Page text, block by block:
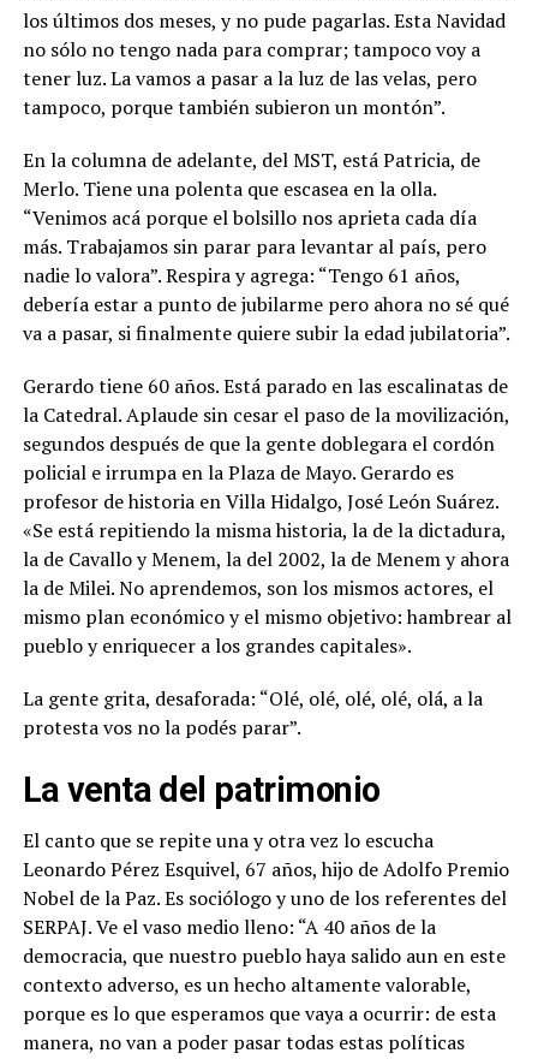
los últimos dos meses, y no pude pagarlas. Esta Navidad
no sólo no tengo nada para comprar; tampoco voy a
tener luz. La vamos a pasar a la luz de las velas, pero
tampoco, porque también subieron un montón”.
En la columna de adelante, del MST, está Patricia, de
Merlo. Tiene una polenta que escasea en la olla.
“Venimos acá porque el bolsillo nos aprieta cada día
más. Trabajamos sin parar para levantar al país, pero
nadie lo valora”. Respira y agrega: “Tengo 61 años,
debería estar a punto de jubilarme pero ahora no sé qué
va a pasar, si finalmente quiere subir la edad jubilatoria”.
Gerardo tiene 60 años. Está parado en las escalinatas de
la Catedral. Aplaude sin cesar el paso de la movilización,
segundos después de que la gente doblegara el cordón
policial e irrumpa en la Plaza de Mayo. Gerardo es
profesor de historia en Villa Hidalgo, José León Suárez.
«Se está repitiendo la misma historia, la de la dictadura,
la de Cavallo y Menem, la del 2002, la de Menem y ahora
la de Milei. No aprendemos, son los mismos actores, el
mismo plan económico y el mismo objetivo: hambrear al
pueblo y enriquecer a los grandes capitales».
La gente grita, desaforada: “Olé, olé, olé, olé, olá, a la
protesta vos no la podés parar”.
La venta del patrimonio
El canto que se repite una y otra vez lo escucha
Leonardo Pérez Esquivel, 67 años, hijo de Adolfo Premio
Nobel de la Paz. Es sociólogo y uno de los referentes del
SERPAJ. Ve el vaso medio lleno: “A 40 años de la
democracia, que nuestro pueblo haya salido aun en este
contexto adverso, es un hecho altamente valorable,
porque es lo que esperamos que vaya a ocurrir: de esta
manera, no van a poder pasar todas estas políticas